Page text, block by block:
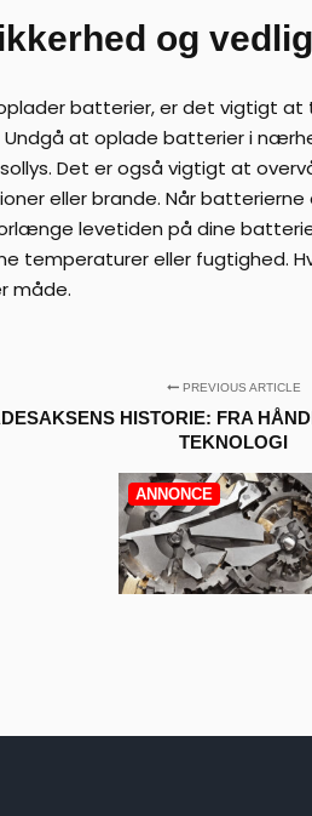
og
batterier, er det vigtigt at
Undgå at oplade batterier i
Det er også vigtigt at
eller brande. Når
levetiden på dine
temperaturer eller fugtighed.
måde.
PREVIOUS ARTICLE
HISTORIE: FRA
TEKNOLOGI
ANNONCE